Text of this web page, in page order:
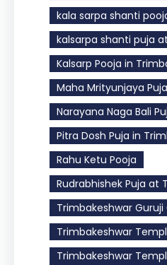
kala sarpa shanti
kalsarpa shanti puja
Kalsarp Pooja in
Maha Mrityunjaya
Narayana Naga Bali
Pitra Dosh Puja in
Rahu Ketu Pooja
Rudrabhishek Puja at
Trimbakeshwar
Trimbakeshwar
Trimbakeshwar